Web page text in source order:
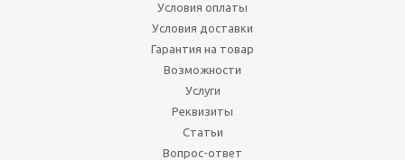
Условия оплаты
Условия доставки
Гарантия на товар
Возможности
Услуги
Реквизиты
Статьи
Вопрос-ответ